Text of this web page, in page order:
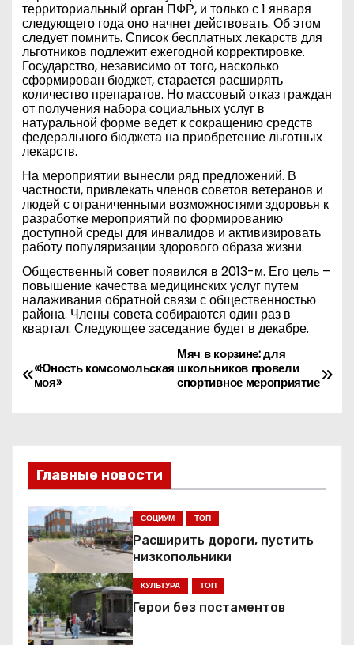
территориальный орган ПФР, и только с 1 января
следующего года оно начнет действовать. Об этом
следует помнить. Список бесплатных лекарств для
льготников подлежит ежегодной корректировке.
Государство, независимо от того, насколько
сформирован бюджет, старается расширять
количество препаратов. Но массовый отказ граждан
от получения набора социальных услуг в
натуральной форме ведет к сокращению средств
федерального бюджета на приобретение льготных
лекарств.
На мероприятии вынесли ряд предложений. В
частности, привлекать членов советов ветеранов и
людей с ограниченными возможностями здоровья к
разработке мероприятий по формированию
доступной среды для инвалидов и активизировать
работу популяризации здорового образа жизни.
Общественный совет появился в 2013-м. Его цель –
повышение качества медицинских услуг путем
налаживания обратной связи с общественностью
района. Члены совета собираются один раз в
квартал. Следующее заседание будет в декабре.
Н
а
и
г
а
ц
и
я
Мяч в корзине: для
школьников провели
спортивное мероприятие
«Юность комсомольская
моя»
Главные новости
СОЦИУМ ТОП
Расширить дороги, пустить
низкопольники
КУЛЬТУРА ТОП
Герои без постаментов